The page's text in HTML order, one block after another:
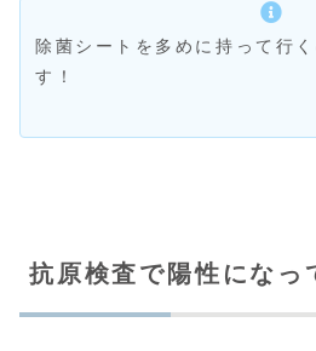
除菌シートを多めに持って行
す！
抗原検査で陽性になっ